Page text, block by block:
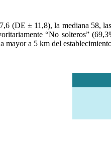
(DE ± 11,8), la mediana 58,
“No solteros”
mayor a 5 km del